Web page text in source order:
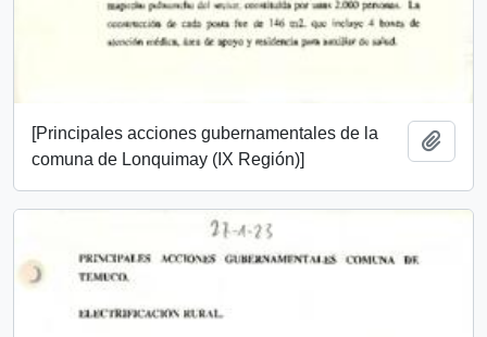
[Principales acciones gubernamentales de la
comuna de Lonquimay (IX Región)]